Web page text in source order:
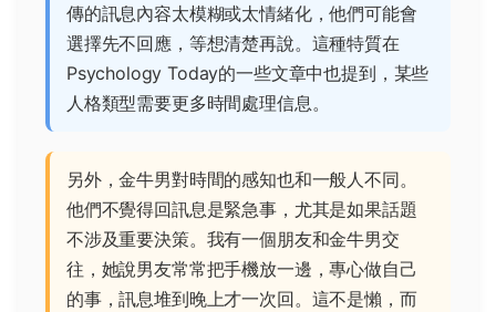
傳的訊息內容太模糊或太情緒化，他們可能會
選擇先不回應，等想清楚再說。這種特質在
Psychology Today的一些文章中也提到，某些
人格類型需要更多時間處理信息。
另外，金牛男對時間的感知也和一般人不同。
他們不覺得回訊息是緊急事，尤其是如果話題
不涉及重要決策。我有一個朋友和金牛男交
往，她說男友常常把手機放一邊，專心做自己
的事，訊息堆到晚上才一次回。這不是懶，而